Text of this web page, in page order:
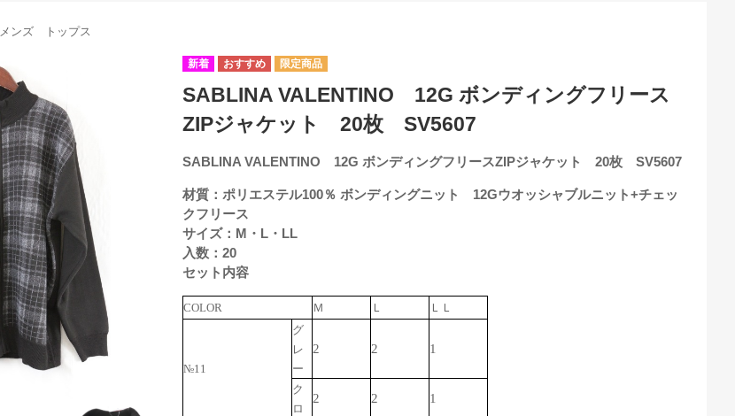
メンズ トップス
SABLINA VALENTINO 12G ボンディングフリース
ZIPジャケット 20枚 SV5607
SABLINA VALENTINO 12G ボンディングフリースZIPジャケット 20枚 SV5607
材質：ポリエステル100％ ボンディングニット 12Gウオッシャブルニット+チェッ
クフリース
サイズ：M・L・LL
入数：20
セット内容
COLOR Ｍ Ｌ ＬＬ
№11
グ
レ
ー
2 2 1
ク
ロ
2 2 1